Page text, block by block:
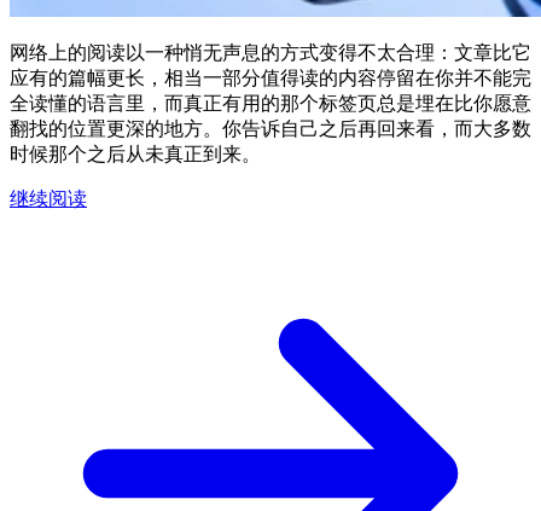
网络上的阅读以一种悄无声息的方式变得不太合理：文章比它
应有的篇幅更长，相当一部分值得读的内容停留在你并不能完
全读懂的语言里，而真正有用的那个标签页总是埋在比你愿意
翻找的位置更深的地方。你告诉自己之后再回来看，而大多数
时候那个之后从未真正到来。
继续阅读